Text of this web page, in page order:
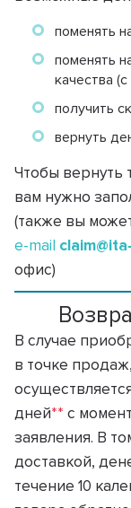
поменять
поменять
качества
получить
вернуть
Чтобы вернуть
вам нужно
(также вы
e-mail
офис)
В случае
в точке
дней** с
заявления. В
доставкой,
течение 10